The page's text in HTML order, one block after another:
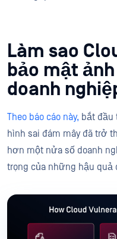
Làm sao
bảo mật
doanh
Theo báo cáo này, bắt đầu
hình sai đám mây đã trở
hơn một nửa số doanh
trọng của những hậu quả